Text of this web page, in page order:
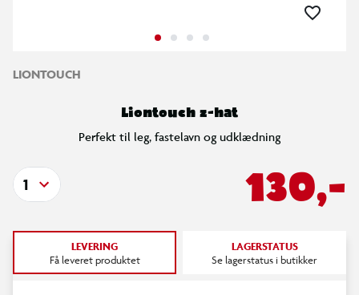
LIONTOUCH
Liontouch z-hat
Perfekt til leg, fastelavn og udklædning
130,-
1
LEVERING
Få leveret produktet
LAGERSTATUS
Se lagerstatus i butikker